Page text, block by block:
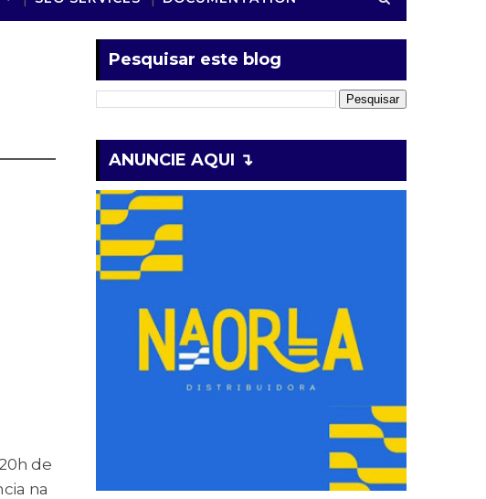
de
na
Pesquisar este blog
ANUNCIE AQUI ↴